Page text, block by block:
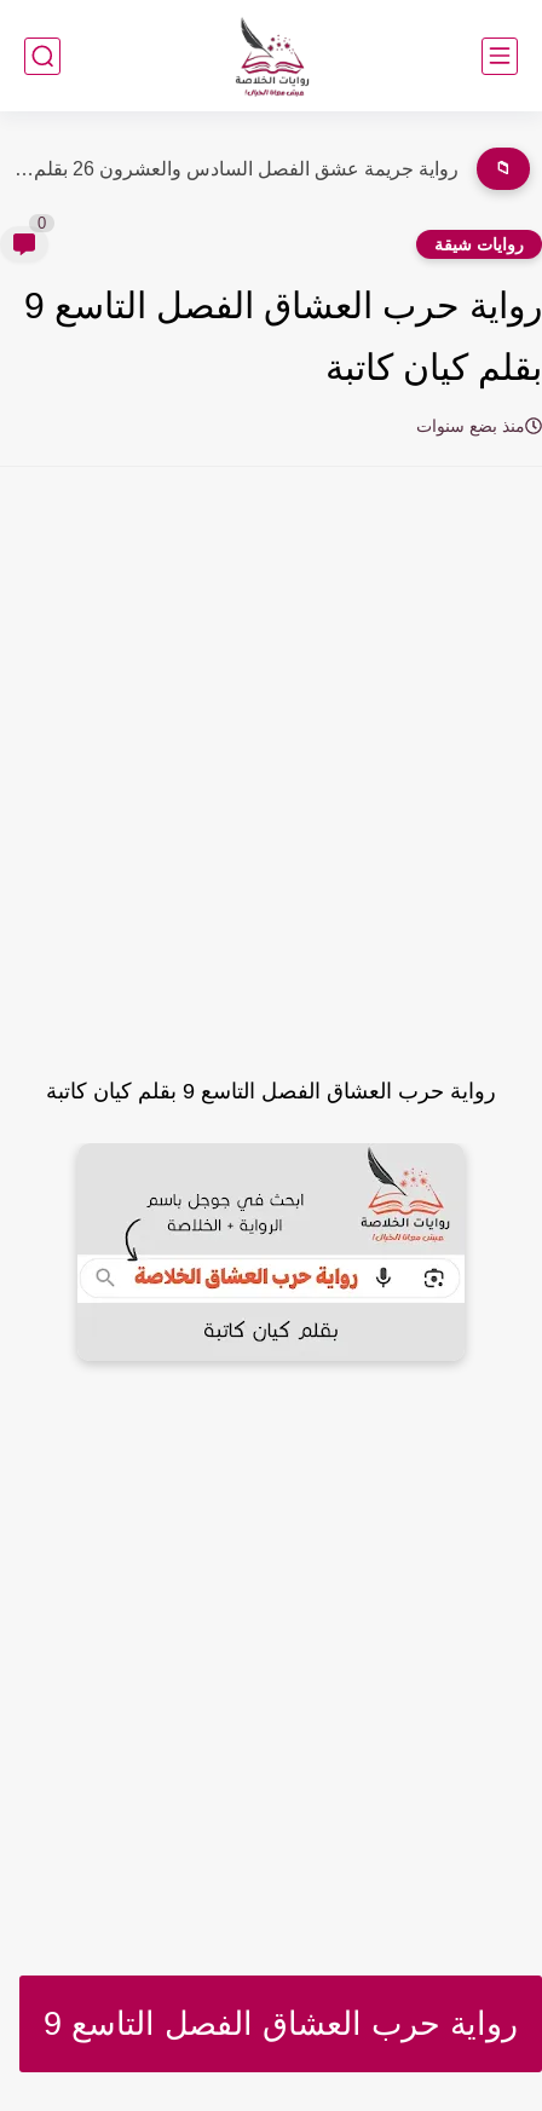
📁 رواية جريمة عشق الفصل السادس والعشرون 26 بقلم مريم نصار
شيقة
رواية حرب العشاق الفصل التاسع 9
كيان كاتبة
بضع سنوات
رواية حرب العشاق الفصل التاسع 9 بقلم كيان كاتبة
رواية حرب العشاق الفصل التاسع 9